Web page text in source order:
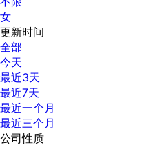
女
更新时间
全部
今天
最近3天
最近7天
最近一个月
最近三个月
公司性质